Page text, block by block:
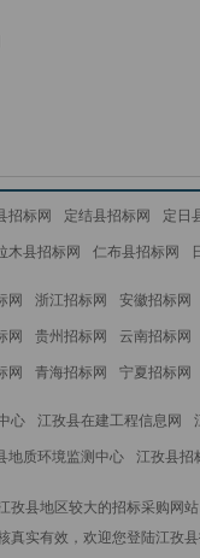
招标网 定结县招标网 定日
木县招标网 仁布县招标网
网 浙江招标网 安徽招标网
网 贵州招标网 云南招标网
网 青海招标网 宁夏招标网
心 江孜县在建工程信息网
地质环境监测中心 江孜县招
孜县地区较大的招标采购网
真实有效，欢迎您登陆江孜